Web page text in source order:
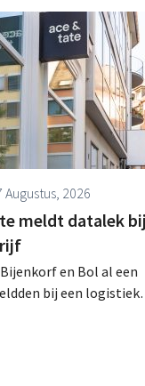
Augustus, 2026
meldt datalek bij
en Bol al een
bij een